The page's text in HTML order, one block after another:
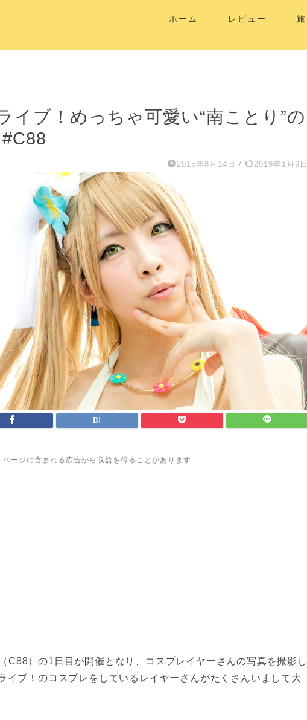
ホーム レビュー 旅
イブ！めっちゃ可愛い“南ことり”の
2015年8月14日 / 2019年1月9日
ページに含まれる広告から収益を得ることがあります
C88）の1日目が開催となり、コスプレイヤーさんの写真を撮影し
イブ！のコスプレをしているレイヤーさんがたくさんいまして大